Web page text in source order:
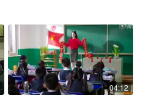
04:12